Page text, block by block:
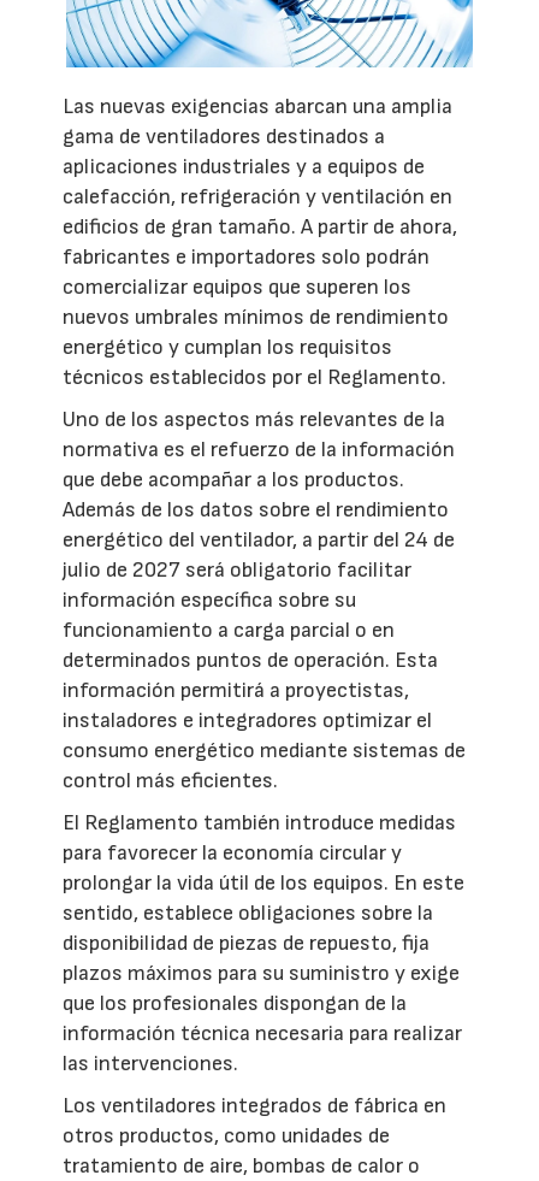
Las nuevas exigencias abarcan una amplia
gama de ventiladores destinados a
aplicaciones industriales y a equipos de
calefacción, refrigeración y ventilación en
edificios de gran tamaño. A partir de ahora,
fabricantes e importadores solo podrán
comercializar equipos que superen los
nuevos umbrales mínimos de rendimiento
energético y cumplan los requisitos
técnicos establecidos por el Reglamento.
Uno de los aspectos más relevantes de la
normativa es el refuerzo de la información
que debe acompañar a los productos.
Además de los datos sobre el rendimiento
energético del ventilador, a partir del 24 de
julio de 2027 será obligatorio facilitar
información específica sobre su
funcionamiento a carga parcial o en
determinados puntos de operación. Esta
información permitirá a proyectistas,
instaladores e integradores optimizar el
consumo energético mediante sistemas de
control más eficientes.
El Reglamento también introduce medidas
para favorecer la economía circular y
prolongar la vida útil de los equipos. En este
sentido, establece obligaciones sobre la
disponibilidad de piezas de repuesto, fija
plazos máximos para su suministro y exige
que los profesionales dispongan de la
información técnica necesaria para realizar
las intervenciones.
Los ventiladores integrados de fábrica en
otros productos, como unidades de
tratamiento de aire, bombas de calor o